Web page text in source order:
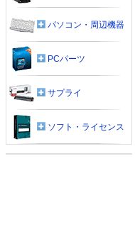
パソコン・周辺機器
PCパーツ
サプライ
ソフト・ライセンス